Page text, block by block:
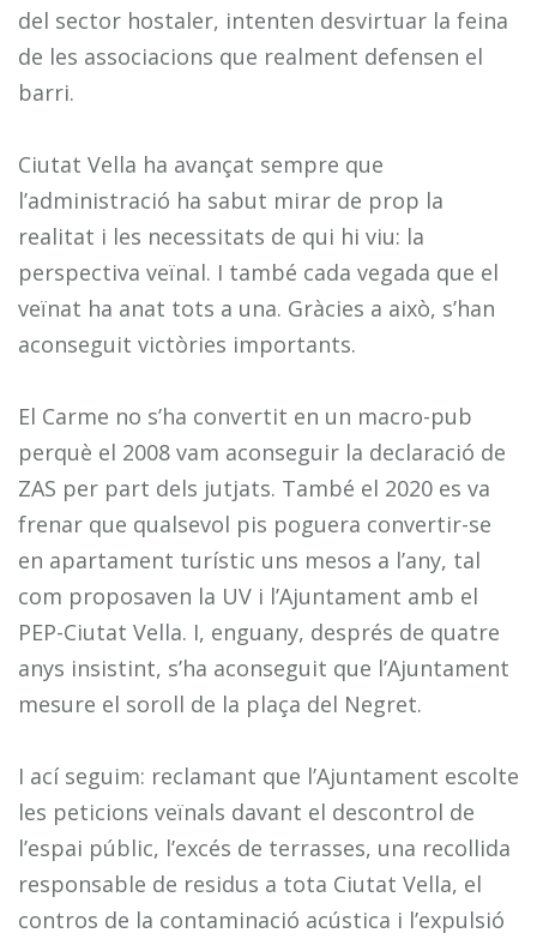
del sector hostaler, intenten desvirtuar la feina
de les associacions que realment defensen el
barri.
Ciutat Vella ha avançat sempre que
l’administració ha sabut mirar de prop la
realitat i les necessitats de qui hi viu: la
perspectiva veïnal. I també cada vegada que el
veïnat ha anat tots a una. Gràcies a això, s’han
aconseguit victòries importants.
El Carme no s’ha convertit en un macro-pub
perquè el 2008 vam aconseguir la declaració de
ZAS per part dels jutjats. També el 2020 es va
frenar que qualsevol pis poguera convertir-se
en apartament turístic uns mesos a l’any, tal
com proposaven la UV i l’Ajuntament amb el
PEP-Ciutat Vella. I, enguany, després de quatre
anys insistint, s’ha aconseguit que l’Ajuntament
mesure el soroll de la plaça del Negret.
I ací seguim: reclamant que l’Ajuntament escolte
les peticions veïnals davant el descontrol de
l’espai públic, l’excés de terrasses, una recollida
responsable de residus a tota Ciutat Vella, el
contros de la contaminació acústica i l’expulsió